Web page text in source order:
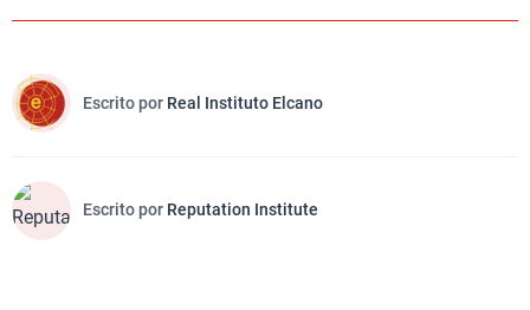
Escrito por Real Instituto Elcano
Escrito por Reputation Institute